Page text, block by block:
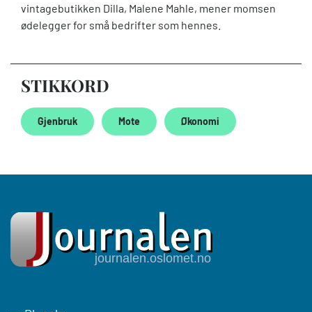
vintagebutikken Dilla, Malene Mahle, mener momsen
ødelegger for små bedrifter som hennes.
STIKKORD
Gjenbruk Mote Økonomi